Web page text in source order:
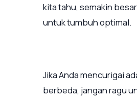
kita tahu, semakin
untuk tumbuh optimal.
Jika Anda mencurigai
berbeda, jangan ragu